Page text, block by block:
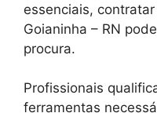
essenciais,
Goianinha – RN
procura.
Profissionais
ferramentas